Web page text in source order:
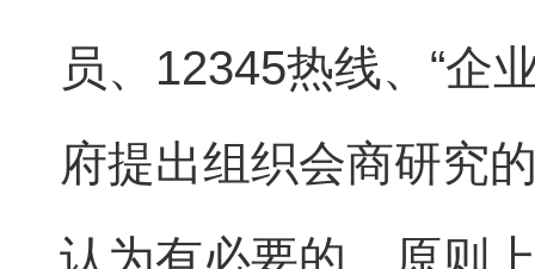
员、12345热线、“企
府提出组织会商研究
认为有必要的，原则